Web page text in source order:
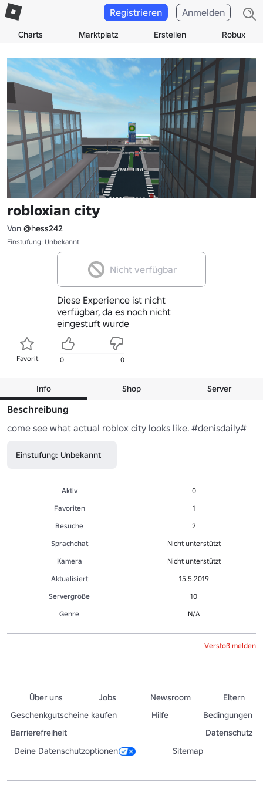
Charts Marktplatz Erstellen Robux
Registrieren Anmelden
robloxian city
Von @hess242
Einstufung: Unbekannt
Nicht verfügbar
Diese Experience ist nicht
verfügbar, da es noch nicht
eingestuft wurde
Favorit 0 0
Info Shop Server
Beschreibung
come see what actual roblox city looks like. #denisdaily#
Einstufung: Unbekannt
Aktiv
0
Favoriten
1
Besuche
2
Sprachchat
Nicht unterstützt
Kamera
Nicht unterstützt
Aktualisiert
15.5.2019
Servergröße
10
Genre
N/A
Verstoß melden
Über uns Jobs Newsroom
Eltern
Geschenkgutscheine kaufen
Hilfe
Bedingungen
Barrierefreiheit
Datenschutz
Deine Datenschutzoptionen
Sitemap